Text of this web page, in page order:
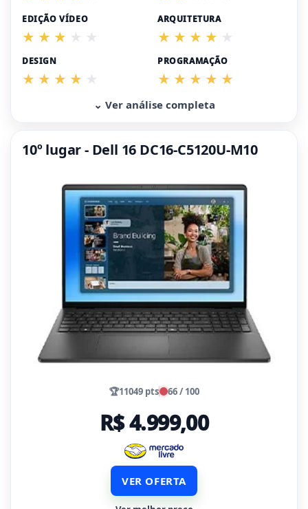
EDIÇÃO VÍDEO ARQUITETURA
DESIGN PROGRAMAÇÃO
⌄ Ver análise completa
10º lugar - Dell 16 DC16-C5120U-M10
🏆11049 pts 66 / 100
R$ 4.999,00
VER OFERTA